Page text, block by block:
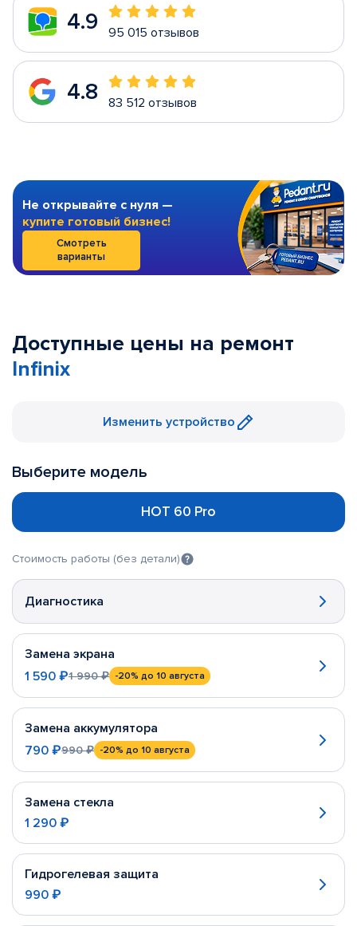
4.9 95 015 отзывов
4.8 83 512 отзывов
Не открывайте с нуля —
купите готовый бизнес!
Смотреть
варианты
Доступные цены на ремонт
Infinix
Изменить устройство
Выберите модель
HOT 60 Pro
Стоимость работы (без детали)
Диагностика
Замена экрана
1 590 ₽1 990 ₽ -20% до 10 августа
Замена аккумулятора
790 ₽990 ₽ -20% до 10 августа
Замена стекла
1 290 ₽
Гидрогелевая защита
990 ₽